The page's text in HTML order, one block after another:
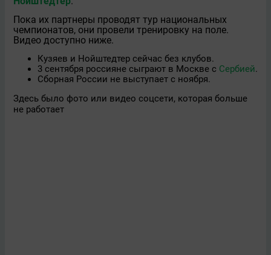
Пока их партнеры проводят тур национальных
чемпионатов, они провели тренировку на поле.
Видео доступно ниже.
Кузяев и Нойштедтер сейчас без клубов.
3 сентября россияне сыграют в Москве с Сербией.
Сборная России не выступает с ноября.
Здесь было фото или видео соцсети, которая больше
не работает